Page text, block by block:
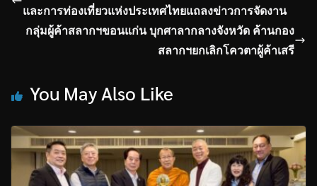
และการท่องเที่ยวแห่งประเทศไทยแถลงข่าวการจัดงาน
กลุ่มผู้ค้าสลากฯขอนแก่น บุกศาลากลางจังหวัด ค้านกอง
สลากฯยกเลิกโควตาผู้ค้าเสรี
You May Also Like